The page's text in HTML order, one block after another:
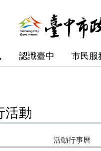
認識臺中 市民服
活動
活動行事曆